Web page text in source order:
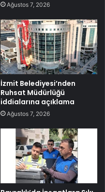
Ağustos 7, 2026
İzmit Belediyesi’nden
Ruhsat Müdürlüğü
iddialarına açıklama
Ağustos 7, 2026